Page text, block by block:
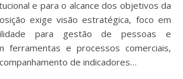
e para o alcance dos objetivos da
exige visão estratégica, foco em
para gestão de pessoas e
ferramentas e processos comerciais,
de indicadores…